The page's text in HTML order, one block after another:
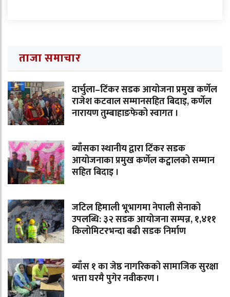
ताजा समाचार
दार्चुला–टिंकर सडक आयोजना प्रमुख कर्णेल
राजेश कटवाल सम्मानसहित बिदाइ, कर्णेल
नारायण तुम्बाहाङफेको स्वागत ।
ब्याँसका स्थानीय द्वारा टिंकर सडक
आयोजनाका प्रमुख कर्णेल कट्वालको सम्मान
सहित बिदाइ ।
जटिल हिमाली भूभागमा नेपाली सेनाको
उपलब्धि: ३२ सडक आयोजना सम्पन्न, १,४११
किलोमिटरभन्दा बढी सडक निर्माण
ब्याँस १ का जेष्ठ नागरिकको सामाजिक सुरक्षा
भत्ता घरमै पुगेर नवीकरण ।